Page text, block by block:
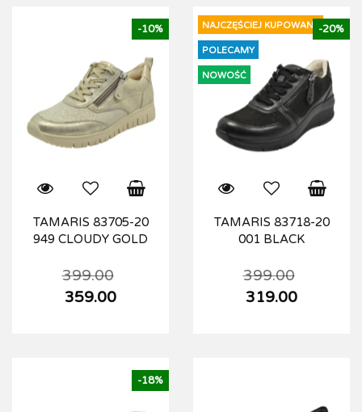
TAMARIS 83705-20
949 CLOUDY GOLD
399.00
-10%
359.00
NAJCZĘŚCIEJ KUPOWANE
POLECAMY
NOWOŚĆ
TAMARIS 83718-20
001 BLACK
399.00
-20%
319.00
-18%